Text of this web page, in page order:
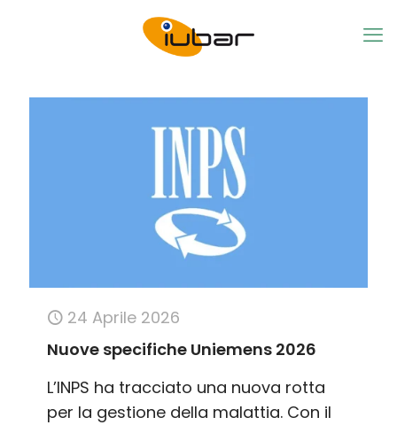
24 Aprile 2026
Nuove specifiche Uniemens 2026
L’INPS ha tracciato una nuova rotta
per la gestione della malattia. Con il